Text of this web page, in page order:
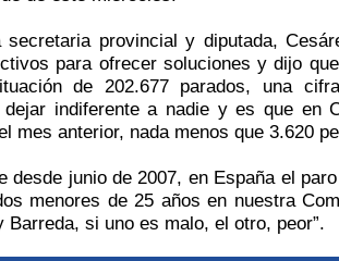
provincial y diputada,
para ofrecer soluciones y dijo
de 202.677 parados, una
indiferente a nadie y es que en
mes anterior, nada menos que 3.620
desde junio de 2007, en España el
menores de 25 años en nuestra
si uno es malo, el otro, peor”.